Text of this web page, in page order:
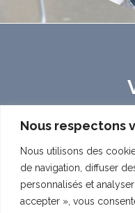
Nous respectons
Nous utilisons des
de navigation, diffuser
personnalisés et
accepter », vous
ACCUEIL
PODCAST